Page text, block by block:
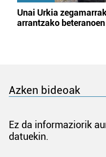
Unai Urkia
arrantzako
Azken bideoak
Ez da informaziorik
datuekin.